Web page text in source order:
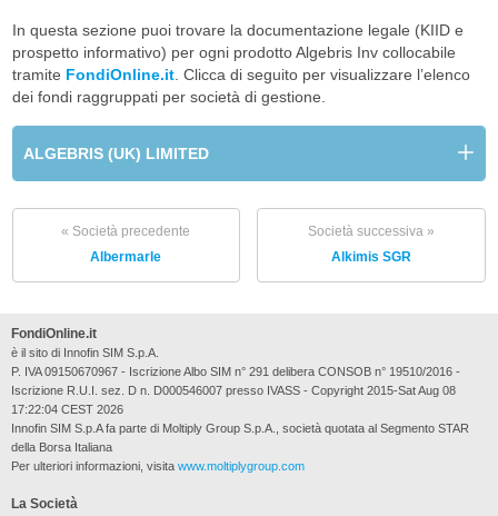
In questa sezione puoi trovare la documentazione legale (KIID e
prospetto informativo) per ogni prodotto Algebris Inv collocabile
tramite FondiOnline.it. Clicca di seguito per visualizzare l’elenco
dei fondi raggruppati per società di gestione.
ALGEBRIS (UK) LIMITED
« Società precedente
Albermarle
Società successiva »
Alkimis SGR
La Società
FondiOnline.it
è il sito di Innofin SIM S.p.A.
P. IVA 09150670967 - Iscrizione Albo SIM n° 291 delibera CONSOB n° 19510/2016 -
Iscrizione R.U.I. sez. D n. D000546007 presso IVASS - Copyright 2015-Sat Aug 08
17:22:04 CEST 2026
Innofin SIM S.p.A fa parte di Moltiply Group S.p.A., società quotata al Segmento STAR
della Borsa Italiana
Per ulteriori informazioni, visita www.moltiplygroup.com